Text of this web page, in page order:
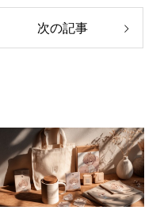
次の記事